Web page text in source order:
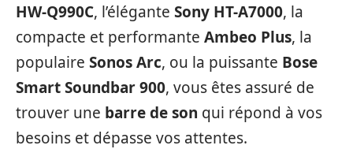
HW-Q990C, l’élégante Sony HT-A7000, la
compacte et performante Ambeo Plus, la
populaire Sonos Arc, ou la puissante Bose
Smart Soundbar 900, vous êtes assuré de
trouver une barre de son qui répond à vos
besoins et dépasse vos attentes.